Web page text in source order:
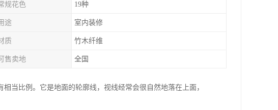
规花色 19种
途 室内装修
质 竹木纤维
售卖地 全国
当比例。它是地面的轮廓线，视线经常会很自然地落在上面，